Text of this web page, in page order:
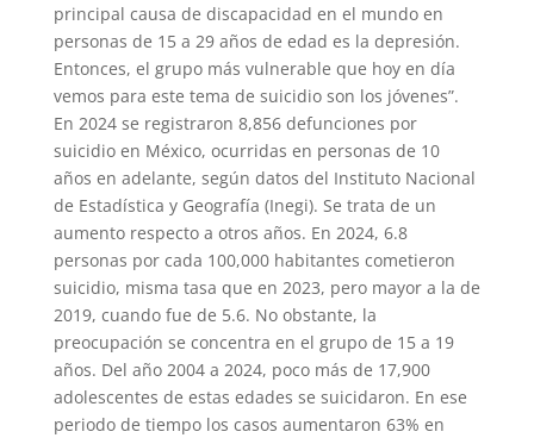
principal causa de discapacidad en el mundo en
personas de 15 a 29 años de edad es la depresión.
Entonces, el grupo más vulnerable que hoy en día
vemos para este tema de suicidio son los jóvenes”.
En 2024 se registraron 8,856 defunciones por
suicidio en México, ocurridas en personas de 10
años en adelante, según datos del Instituto Nacional
de Estadística y Geografía (Inegi). Se trata de un
aumento respecto a otros años. En 2024, 6.8
personas por cada 100,000 habitantes cometieron
suicidio, misma tasa que en 2023, pero mayor a la de
2019, cuando fue de 5.6. No obstante, la
preocupación se concentra en el grupo de 15 a 19
años. Del año 2004 a 2024, poco más de 17,900
adolescentes de estas edades se suicidaron. En ese
periodo de tiempo los casos aumentaron 63% en